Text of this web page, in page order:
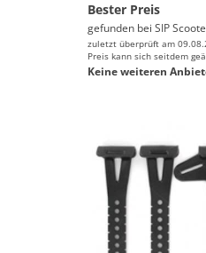
Bester Preis
gefunden bei SIP
zuletzt überprüft am
Preis kann sich seitdem
Keine weiteren